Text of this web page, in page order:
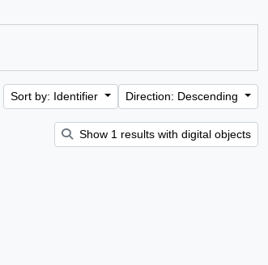
Sort by: Identifier Direction: Descending
Show 1 results with digital objects